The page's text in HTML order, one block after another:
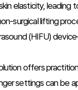
elasticity,
surgical lifting
(HIFU)
offers
settings can be